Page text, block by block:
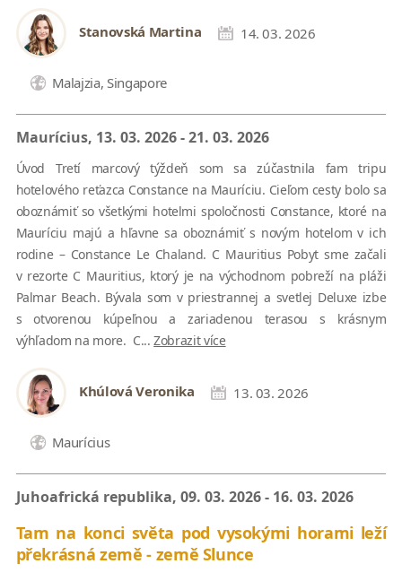
Stanovská Martina 14. 03. 2026
Malajzia, Singapore
Maurícius, 13. 03. 2026 - 21. 03. 2026
Úvod Tretí marcový týždeň som sa zúčastnila fam tripu
hotelového reťazca Constance na Mauríciu. Cieľom cesty bolo sa
oboznámiť so všetkými hotelmi spoločnosti Constance, ktoré na
Mauríciu majú a hľavne sa oboznámiť s novým hotelom v ich
rodine – Constance Le Chaland. C Mauritius Pobyt sme začali
v rezorte C Mauritius, ktorý je na východnom pobreží na pláži
Palmar Beach. Bývala som v priestrannej a svetlej Deluxe izbe
s otvorenou kúpeľnou a zariadenou terasou s krásnym
výhľadom na more. C...Zobrazit více
Khúlová Veronika 13. 03. 2026
Maurícius
Juhoafrická republika, 09. 03. 2026 - 16. 03. 2026
Tam na konci světa pod vysokými horami leží
překrásná země - země Slunce